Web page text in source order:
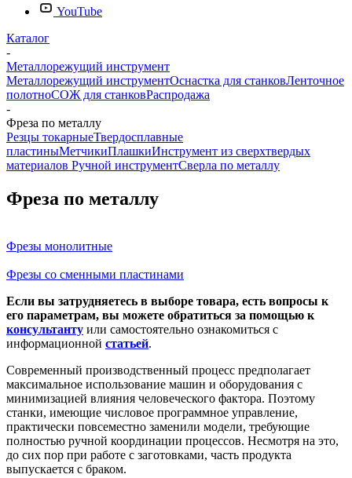
YouTube
Каталог
-
Металлорежущий инструмент
Металлорежущий инструментОснастка для станковЛенточное
полотноСОЖ для станковРаспродажа
-
Фреза по металлу
Резцы токарныеТвердосплавные
пластиныМетчикиПлашкиИнструмент из сверхтвердых
материалов Ручной инструментСверла по металлу
Фреза по металлу
Фрезы монолитные
Фрезы со сменными пластинами
Если вы затрудняетесь в выборе товара, есть вопросы к
его параметрам, вы можете обратиться за помощью к
консультанту или самостоятельно ознакомиться с
информационной статьей.
Современный производственный процесс предполагает
максимальное использование машин и оборудования с
минимизацией влияния человеческого фактора. Поэтому
станки, имеющие числовое программное управление,
практически повсеместно заменили модели, требующие
полностью ручной координации процессов. Несмотря на это,
до сих пор при работе с заготовками, часть продукта
выпускается с браком.